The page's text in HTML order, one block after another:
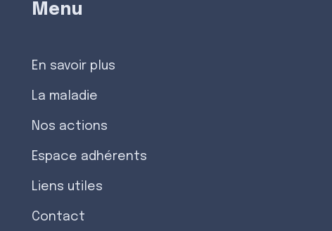
Menu
En savoir plus
La maladie
Nos actions
Espace adhérents
Liens utiles
Contact